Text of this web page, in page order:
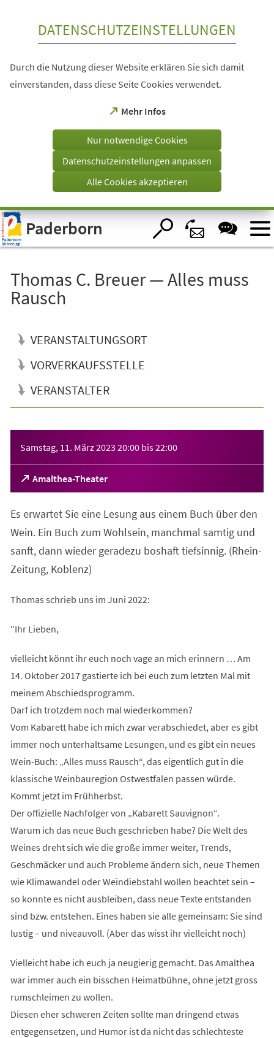
Visuelle
Assistenzsoftware
öffnen.
DATENSCHUTZEINSTELLUNGEN
Durch die Nutzung dieser Website erklären Sie sich damit
einverstanden, dass diese Seite Cookies verwendet.
Mehr Infos
(Öffnet
einem
Tab)
Nur notwendige Cookies
Datenschutzeinstellungen anpassen
Alle Cookies akzeptieren
Paderborn
Thomas C. Breuer — Alles muss
Rausch
VERANSTALTUNGSORT
VORVERKAUFSSTELLE
VERANSTALTER
Samstag, 11. März 2023 20:00 bis22:00
Amalthea-Theater
(Öffnet
in
neuen
Tab)
Es erwartet Sie eine Lesung aus einem Buch über den
Wein. Ein Buch zum Wohlsein, manchmal samtig und
sanft, dann wieder geradezu boshaft tiefsinnig. (Rhein-
Zeitung, Koblenz)
Thomas schrieb uns im Juni 2022:
"Ihr Lieben,
vielleicht könnt ihr euch noch vage an mich erinnern … Am
14. Oktober 2017 gastierte ich bei euch zum letzten Mal mit
meinem Abschiedsprogramm.
Darf ich trotzdem noch mal wiederkommen?
Vom Kabarett habe ich mich zwar verabschiedet, aber es gibt
immer noch unterhaltsame Lesungen, und es gibt ein neues
Wein-Buch: „Alles muss Rausch“, das eigentlich gut in die
klassische Weinbauregion Ostwestfalen passen würde.
Kommt jetzt im Frühherbst.
Der offizielle Nachfolger von „Kabarett Sauvignon“.
Warum ich das neue Buch geschrieben habe? Die Welt des
Weines dreht sich wie die große immer weiter, Trends,
Geschmäcker und auch Probleme ändern sich, neue Themen
wie Klimawandel oder Weindiebstahl wollen beachtet sein –
so konnte es nicht ausbleiben, dass neue Texte entstanden
sind bzw. entstehen. Eines haben sie alle gemeinsam: Sie sind
lustig – und niveauvoll. (Aber das wisst ihr vielleicht noch)
Vielleicht habe ich euch ja neugierig gemacht. Das Amalthea
war immer auch ein bisschen Heimatbühne, ohne jetzt gross
rumschleimen zu wollen.
Diesen eher schweren Zeiten sollte man dringend etwas
entgegensetzen, und Humor ist da nicht das schlechteste